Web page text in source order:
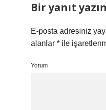
Bir yanıt yazın
E-posta adresiniz
alanlar * ile
Yorum